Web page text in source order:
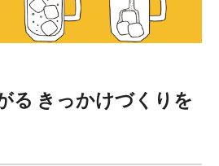
る きっかけづくりを